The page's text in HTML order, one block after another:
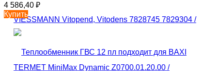
4 586,40 ₽
Купить